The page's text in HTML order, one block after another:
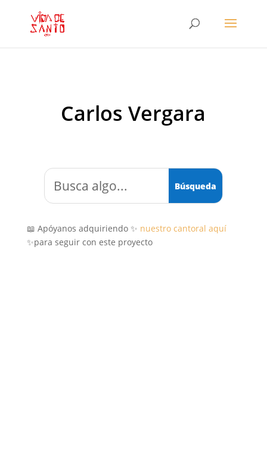
Carlos Vergara
📖 Apóyanos adquiriendo ✨ nuestro cantoral aquí
✨para seguir con este proyecto